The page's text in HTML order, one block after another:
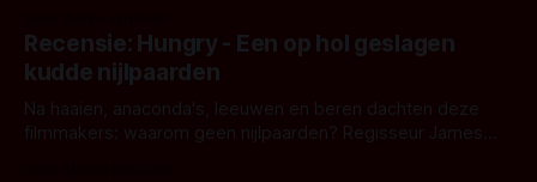
achtergrond, belooft iets kleurrijks maar onheilspellends,
iets ongrijpbaars. En dat maakt De Groen met ieder woord
waar.
Recensie: Hungry - Een op hol geslagen
kudde nijlpaarden
Na haaien, anaconda's, leeuwen en beren dachten deze
filmmakers: waarom geen nijlpaarden? Regisseur James